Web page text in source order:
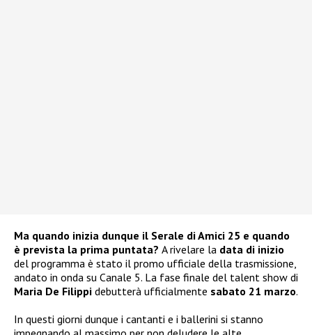
Ma quando inizia dunque il Serale di Amici 25 e quando
è prevista la prima puntata? A rivelare la data di inizio
del programma è stato il promo ufficiale della trasmissione,
andato in onda su Canale 5. La fase finale del talent show di
Maria De Filippi debutterà ufficialmente sabato 21 marzo.
In questi giorni dunque i cantanti e i ballerini si stanno